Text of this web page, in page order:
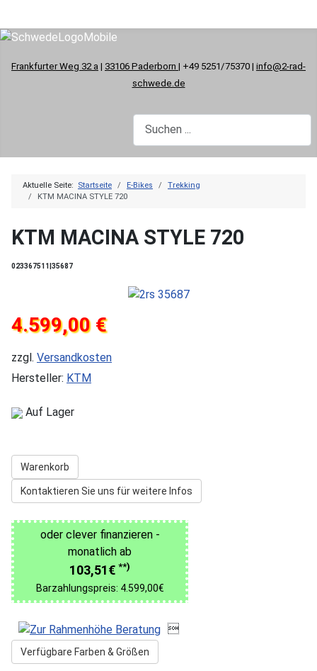
Frankfurter Weg 32 a | 33106 Paderborn | +49 5251/75370 | info@2-rad-
schwede.de
Aktuelle Seite: Startseite E-Bikes
Trekking
KTM MACINA STYLE 720
KTM MACINA STYLE 720
023367511|35687
4.599,00 €
zzgl. Versandkosten
Hersteller: KTM
Auf Lager
Warenkorb
Kontaktieren Sie uns für weitere Infos
oder clever finanzieren -
monatlich ab
103,51€ **)
Barzahlungspreis: 4.599,00€

Verfügbare Farben & Größen